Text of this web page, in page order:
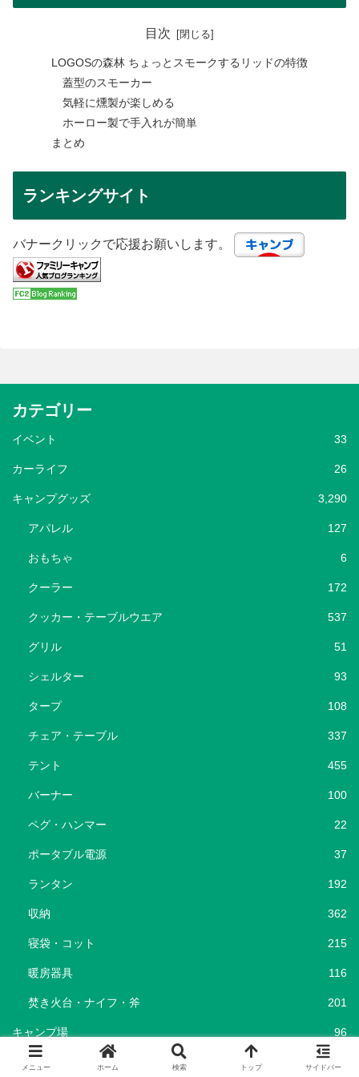
目次
LOGOSの森林 ちょっとスモークするリッドの特徴
蓋型のスモーカー
気軽に燻製が楽しめる
ホーロー製で手入れが簡単
まとめ
ランキングサイト
バナークリックで応援お願いします。
カテゴリー
イベント 33
カーライフ 26
キャンプグッズ 3,290
アパレル 127
おもちゃ 6
クーラー 172
クッカー・テーブルウエア 537
グリル 51
シェルター 93
タープ 108
チェア・テーブル 337
テント 455
バーナー 100
ペグ・ハンマー 22
ポータブル電源 37
ランタン 192
収納 362
寝袋・コット 215
暖房器具 116
焚き火台・ナイフ・斧 201
キャンプ場 96
キャンプ飯
メニュー ホーム 検索 トップ サイドバー